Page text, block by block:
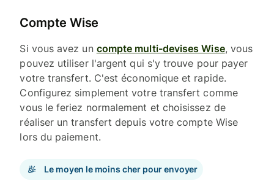
Compte Wise
Si vous avez un compte multi-devises Wise, vous
pouvez utiliser l'argent qui s'y trouve pour payer
votre transfert. C'est économique et rapide.
Configurez simplement votre transfert comme
vous le feriez normalement et choisissez de
réaliser un transfert depuis votre compte Wise
lors du paiement.
Le moyen le moins cher pour envoyer